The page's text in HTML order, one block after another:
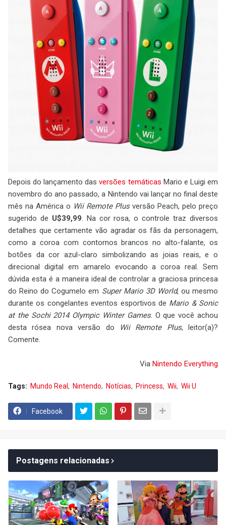
Depois do lançamento dasversões temáticas Mario e Luigi em
novembro do ano passado, a Nintendo vai lançar no final deste
mês na América o Wii Remote Plusversão Peach, pelo preço
sugerido de U$39,99. Na cor rosa, o controle traz diversos
detalhes que certamente vão agradar os fãs da personagem,
como a coroa com contornos brancos no alto-falante, os
botões da cor azul-claro simbolizando as joias reais, e o
direcional digital em amarelo evocando a coroa real. Sem
dúvida esta é a maneira ideal de controlar a graciosa princesa
do Reino do Cogumelo em Super Mario 3D World, ou mesmo
durante os congelantes eventos esportivos de Mario & Sonic
at the Sochi 2014 Olympic Winter Games. O que você achou
desta rósea nova versão do
Wii Remote Plus, leitor(a)?
Comente.
Via Nintendo Everything
Tags: Mundo Real Nintendo Notícias Princess Wii Wii U
Facebook
Postagens relacionadas